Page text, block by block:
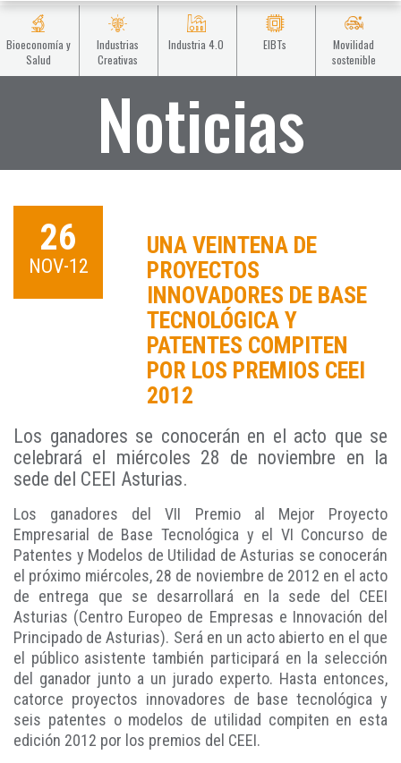
Bioeconomía y
Salud
Industrias
Creativas
Industria 4.0 EIBTs
Movilidad
sostenible
Noticias
26
NOV-12
UNA VEINTENA DE
PROYECTOS
INNOVADORES DE BASE
TECNOLÓGICA Y
PATENTES COMPITEN
POR LOS PREMIOS CEEI
2012
Los ganadores se conocerán en el acto que se
celebrará el miércoles 28 de noviembre en la
sede del CEEI Asturias.
Los ganadores del VII Premio al Mejor Proyecto
Empresarial de Base Tecnológica y el VI Concurso de
Patentes y Modelos de Utilidad de Asturias se conocerán
el próximo miércoles, 28 de noviembre de 2012 en el acto
de entrega que se desarrollará en la sede del CEEI
Asturias (Centro Europeo de Empresas e Innovación del
Principado de Asturias). Será en un acto abierto en el que
el público asistente también participará en la selección
del ganador junto a un jurado experto. Hasta entonces,
catorce proyectos innovadores de base tecnológica y
seis patentes o modelos de utilidad compiten en esta
edición 2012 por los premios del CEEI.